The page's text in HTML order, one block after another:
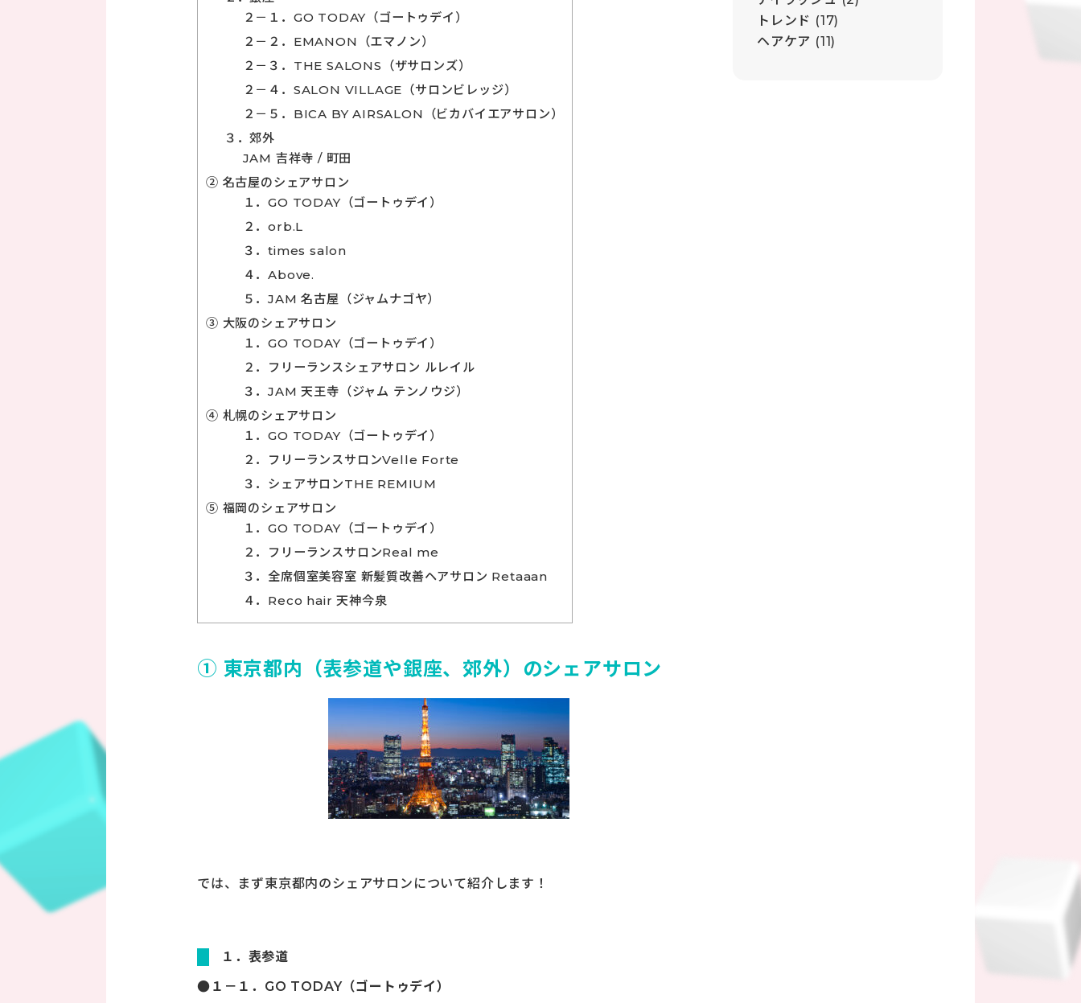
２－１．GO TODAY（ゴートゥデイ）
２－２．EMANON（エマノン）
２－３．THE SALONS（ザサロンズ）
２－４．SALON VILLAGE（サロンビレッジ）
２－５．BICA BY AIRSALON（ビカバイエアサロン）
３．郊外
JAM 吉祥寺 / 町田
② 名古屋のシェアサロン
１．GO TODAY（ゴートゥデイ）
２．orb.L
３．times salon
４．Above.
５．JAM 名古屋（ジャムナゴヤ）
③ 大阪のシェアサロン
１．GO TODAY（ゴートゥデイ）
２．フリーランスシェアサロン ルレイル
３．JAM 天王寺（ジャム テンノウジ）
④ 札幌のシェアサロン
１．GO TODAY（ゴートゥデイ）
２．フリーランスサロンVelle Forte
３．シェアサロンTHE REMIUM
⑤ 福岡のシェアサロン
１．GO TODAY（ゴートゥデイ）
２．フリーランスサロンReal me
３．全席個室美容室 新髪質改善ヘアサロン Retaaan
４．Reco hair 天神今泉
① 東京都内（表参道や銀座、郊外）のシェアサロン
では、まず東京都内のシェアサロンについて紹介します！
１．表参道
１－１．GO TODAY（ゴートゥデイ）
トレンド (17)
ヘアケア (11)